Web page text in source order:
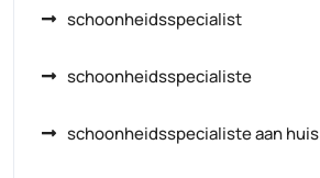
schoonheidsspecialist
schoonheidsspecialiste
schoonheidsspecialiste aan huis